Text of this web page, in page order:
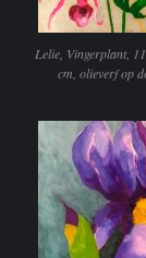
Lelie, Vingerplant,
cm, olieverf op